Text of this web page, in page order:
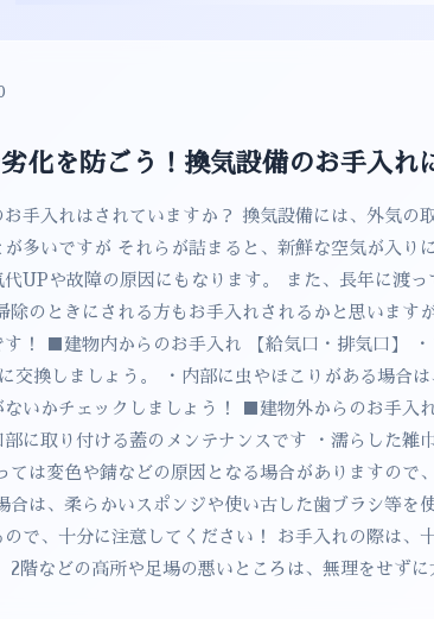
化を防ごう！換気設備のお手入れ
手入れはされていますか？ 換気設備には、外気の
が多いですが それらが詰まると、新鮮な空気が入り
代UPや故障の原因にもなります。 また、長年に渡
除のときにされる方もお手入れされるかと思います
す！ ■建物内からのお手入れ 【給気口・排気口】
交換しましょう。 ・内部に虫やほこりがある場合は
ないかチェックしましょう！ ■建物外からのお手入
に取り付ける蓋のメンテナンスです ・濡らした雑
ては変色や錆などの原因となる場合がありますので
合は、柔らかいスポンジや使い古した歯ブラシ等
で、十分に注意してください！ お手入れの際は、
2階などの高所や足場の悪いところは、無理をせず